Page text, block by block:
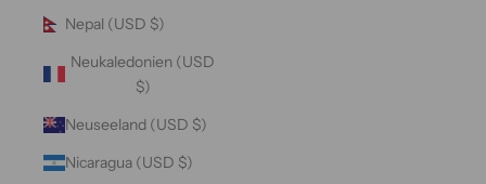
Nepal (USD $)
Neukaledonien (USD
$)
Neuseeland (USD $)
Nicaragua (USD $)